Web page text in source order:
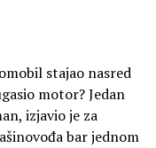
stajao nasred
motor? Jedan
izjavio je za
bar jednom